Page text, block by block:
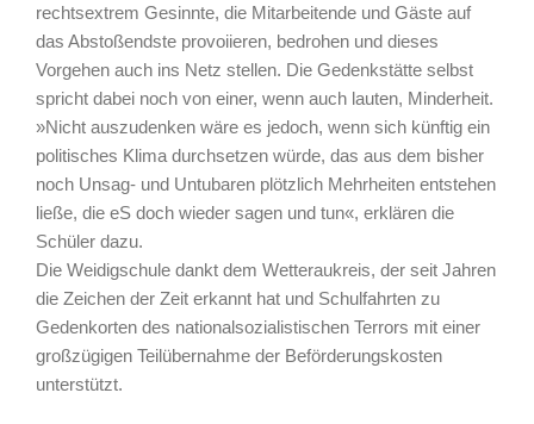
rechtsextrem Gesinnte, die Mitarbeitende und Gäste auf
das Abstoßendste provoiieren, bedrohen und dieses
Vorgehen auch ins Netz stellen. Die Gedenkstätte selbst
spricht dabei noch von einer, wenn auch lauten, Minderheit.
»Nicht auszudenken wäre es jedoch, wenn sich künftig ein
politisches Klima durchsetzen würde, das aus dem bisher
noch Unsag- und Untubaren plötzlich Mehrheiten entstehen
ließe, die eS doch wieder sagen und tun«, erklären die
Schüler dazu.
Die Weidigschule dankt dem Wetteraukreis, der seit Jahren
die Zeichen der Zeit erkannt hat und Schulfahrten zu
Gedenkorten des nationalsozialistischen Terrors mit einer
großzügigen Teilübernahme der Beförderungskosten
unterstützt.